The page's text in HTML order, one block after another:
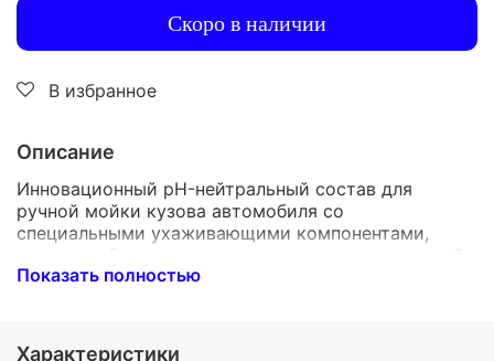
Скоро в наличии
В избранное
Описание
Инновационный pH-нейтральный состав для
ручной мойки кузова автомобиля со
специальными ухаживающими компонентами,
которые обеспечивают поверхности карамельный
блеск, насыщенный цвет, ярко выраженный
пенокомплект на кузове формируется «сухая»
Показать полностью
Характеристики